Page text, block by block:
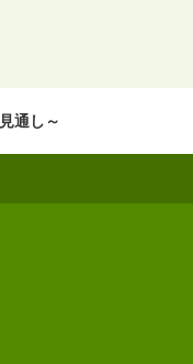
通し～